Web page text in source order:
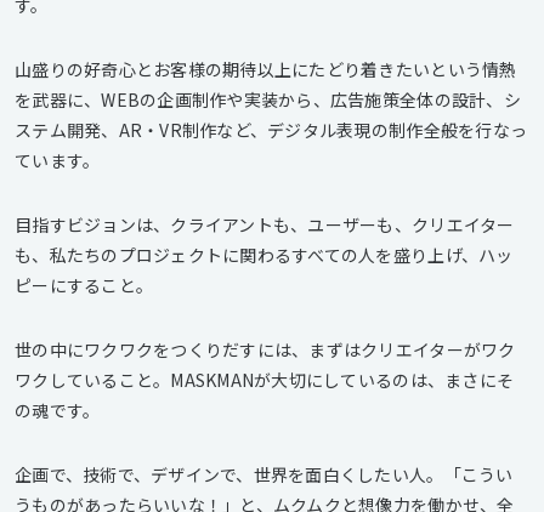
山盛りの好奇心とお客様の期待以上にたどり着きたいという情熱
を武器に、WEBの企画制作や実装から、広告施策全体の設計、シ
ステム開発、AR・VR制作など、デジタル表現の制作全般を行なっ
ています。
目指すビジョンは、クライアントも、ユーザーも、クリエイター
も、私たちのプロジェクトに関わるすべての人を盛り上げ、ハッ
ピーにすること。
世の中にワクワクをつくりだすには、まずはクリエイターがワク
ワクしていること。MASKMANが大切にしているのは、まさにそ
の魂です。
企画で、技術で、デザインで、世界を面白くしたい人。「こうい
うものがあったらいいな！」と、ムクムクと想像力を働かせ、全